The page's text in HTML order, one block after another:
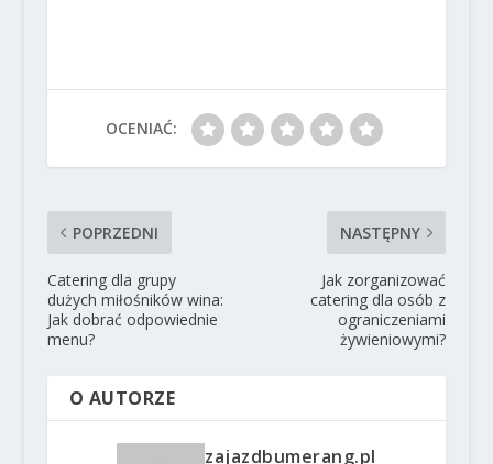
OCENIAĆ:
POPRZEDNI
Catering dla grupy
dużych miłośników wina:
Jak dobrać odpowiednie
menu?
NASTĘPNY
Jak zorganizować
catering dla osób z
ograniczeniami
żywieniowymi?
O AUTORZE
zajazdbumerang.pl